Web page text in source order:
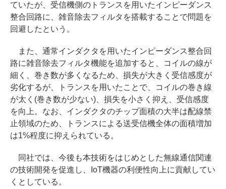
ていたが、受信機側のトランスを用いたインピーダンス
整合回路に、雑音除去フィルタを搭載することで問題を
回避したという。
また、通常インダクタを用いたインピーダンス整合回
路に雑音除去フィルタ機能を追加すると、コイルの線が
細く、巻き数が多くなるため、損失が大きく受信感度が
劣化するが、トランスを用いたことで、コイルの巻き線
が太く(巻き数が少ない)、損失を小さく抑え、受信感度
を向上。なお、インダクタのチップ面積の大半は配線禁
止領域のため、トランスによる送受信機全体の面積増加
は1%程度に抑えられている。
同社では、今後も本技術をはじめとした無線通信関連
の技術開発を促進し、IoT機器の利便性向上に貢献してい
くとしている。